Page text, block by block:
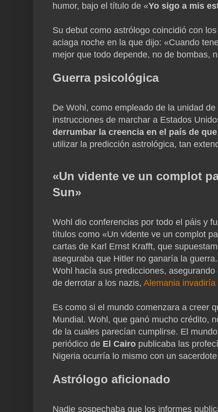
humor, bajo el título de «Yo sigo a mis
Su debut como astrólogo coincidió con
aciaga noche en la que dijo: «Cuando
mejor que todo depende, no de bombas,
Guerra psicológica
De Wohl, como empleado de la unidad
instrucciones de marchar a Estados
derrumbar la creencia en el país de
utilizar la predicción astrológica, tan
«Un vidente ve un complot
Sun»
Wohl dio conferencias por todo el páis y
títulos como «Un vidente ve un complot
cartas de Karl Ernst Krafft, que
aseguraba que Hitler no ganaría la
Wohl hacía sus predicciones,
de derrotar a los nazis, Alemania
Es como si el mundo comenzara a creer
Mundial. Wohl, que ganó mucho crédito,
de la cuales parecían cumplirse. El
periódico de El Cairo publicaba las
Nigeria ocurría lo mismo con un
Astrólogo aficionado
Nadie sospechaba que los informes